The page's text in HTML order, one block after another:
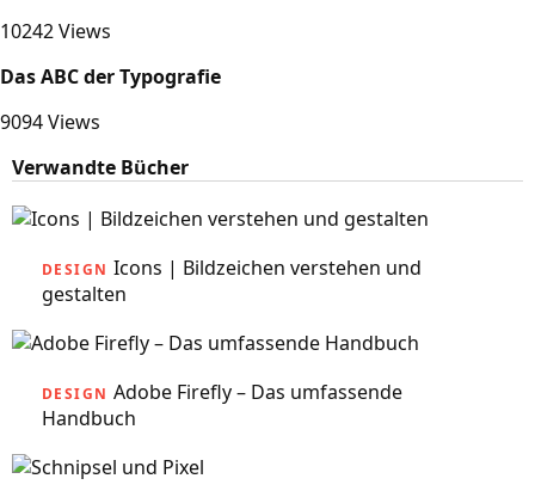
10242 Views
Das ABC der Typografie
9094 Views
Verwandte Bücher
DESIGN Icons | Bildzeichen verstehen und
gestalten
DESIGN Adobe Firefly – Das umfassende
Handbuch